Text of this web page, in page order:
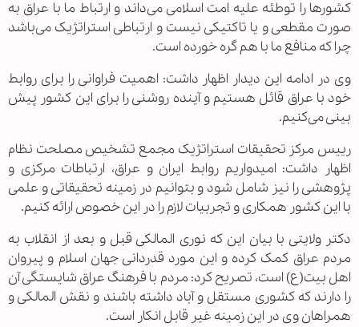
کشورها را توطئه علیه امت اسلامی می‌داند و ارتباط ما با عراق به
صورت مقطعی و یا تاکتیکی نیست و ارتباطی استراتژیک می‌باشد
چرا که منافع ما با هم گره خورده است.
وی در ادامه این دیدار اظهار داشت: اهمیت فراوانی را برای روابط
خود با عراق قائل هستیم و آینده روشنی را برای این کشور پیش
بینی می‌کنیم.
رییس مرکز تحقیقات استراتژیک مجمع تشخیص مصلحت نظام
اظهار داشت: امیدواریم روابط ایران و عراق، ارتباطات مرکزی و
پژوهشی را نیز شامل شود و بتوانیم در زمینه تحقیقاتی و علمی
با این کشور همکاری و تجربیات لازم را در این خصوص ارائه کنیم.
دکتر ولایتی با بیان این که نوری المالکی قبل و بعد از انقلاب به
مردم عراق کمک کرده و این مورد قدردانی جهان اسلام و پیروان
اهل بیت(ع) است، تصریح کرد: مردم با فرهنگ عراق شایستگی آن
را دارند که کشوری مستقل و آباد داشته باشند و نقش المالکی و
همراهان وی در این زمینه غیر قابل انکار است.